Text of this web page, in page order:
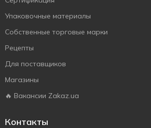
Упаковочные материалы
Собственные торговые марки
Рецепты
Для поставщиков
Магазины
🔥 Вакансии Zakaz.ua
Контакты